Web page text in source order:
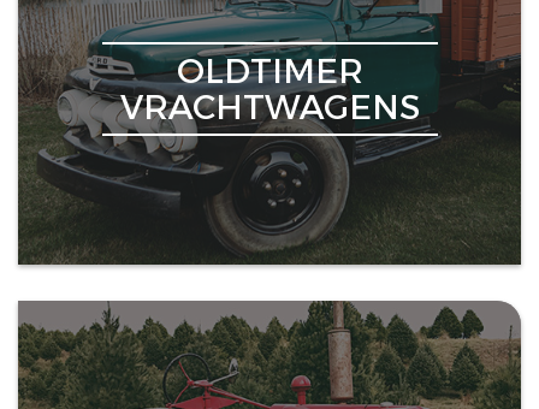
OLDTIMER
VRACHTWAGENS